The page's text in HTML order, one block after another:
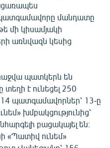
պատգամավորը մանդատը
մի կիսամյակի
առնվազն կեսից
պատկերն են
տեղի է ունեցել 250
14 պատգամավորներ՝ 13-ը
խմբակցությունից՝
բացակայել են։
«Պատիվ ունեմ»